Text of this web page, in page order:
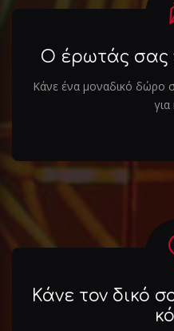
Ο έρωτάς σας
Κάνε ένα μοναδικό δώρο
για
Κάνε τον δικό